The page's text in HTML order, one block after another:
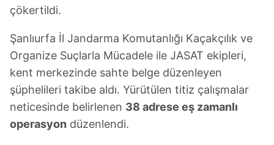
çökertildi.
Şanlıurfa İl Jandarma Komutanlığı Kaçakçılık ve
Organize Suçlarla Mücadele ile JASAT ekipleri,
kent merkezinde sahte belge düzenleyen
şüphelileri takibe aldı. Yürütülen titiz çalışmalar
neticesinde belirlenen 38 adrese eş zamanlı
operasyon düzenlendi.